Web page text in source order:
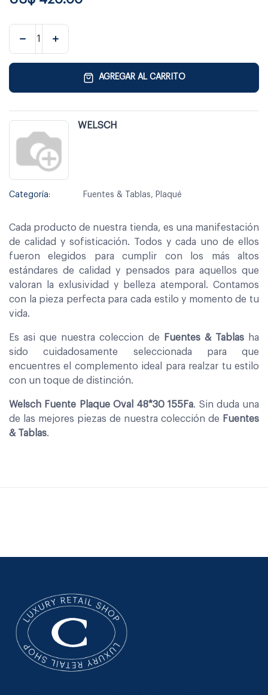
AGREGAR AL CARRITO
WELSCH
Categoría: Fuentes & Tablas, Plaqué
Cada producto de nuestra tienda, es una manifestación
de calidad y sofisticación. Todos y cada uno de ellos
fueron elegidos para cumplir con los más altos
estándares de calidad y pensados para aquellos que
valoran la exlusividad y belleza atemporal. Contamos
con la pieza perfecta para cada estilo y momento de tu
vida.
Es asi que nuestra coleccion de Fuentes & Tablasha
sido cuidadosamente seleccionada para que
encuentres el complemento ideal para realzar tu estilo
con un toque de distinción.
Welsch Fuente Plaque Oval 48*30 155Fa. Sin duda una
de las mejores piezas de nuestra colección de Fuentes
& Tablas.